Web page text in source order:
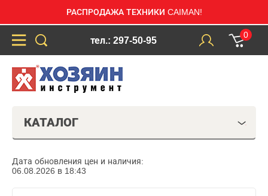
РАСПРОДАЖА ТЕХНИКИ CAIMAN!
тел.: 297-50-95
0
КАТАЛОГ
Дата обновления цен и наличия:
06.08.2026 в 18:43